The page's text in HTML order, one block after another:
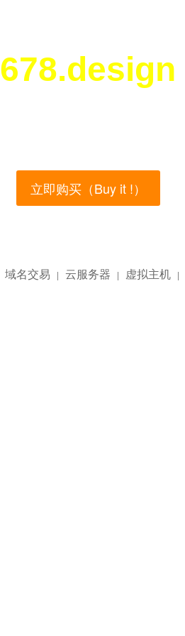
678.design
立即购买（Buy it !）
域名交易 | 云服务器 | 虚拟主机 |